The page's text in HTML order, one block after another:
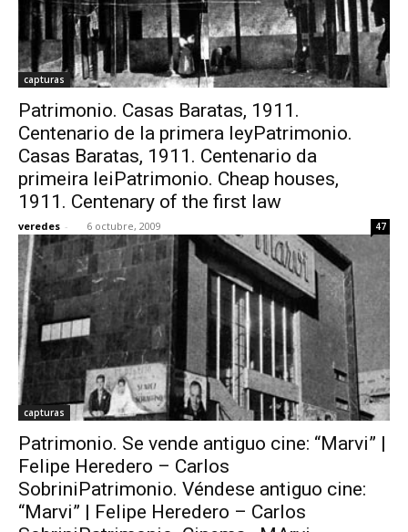
capturas
Patrimonio. Casas Baratas, 1911.
Centenario de la primera leyPatrimonio.
Casas Baratas, 1911. Centenario da
primeira leiPatrimonio. Cheap houses,
1911. Centenary of the first law
veredes - 6 octubre, 2009 47
capturas
Patrimonio. Se vende antiguo cine: “Marvi” |
Felipe Heredero – Carlos
SobriniPatrimonio. Véndese antiguo cine:
“Marvi” | Felipe Heredero – Carlos